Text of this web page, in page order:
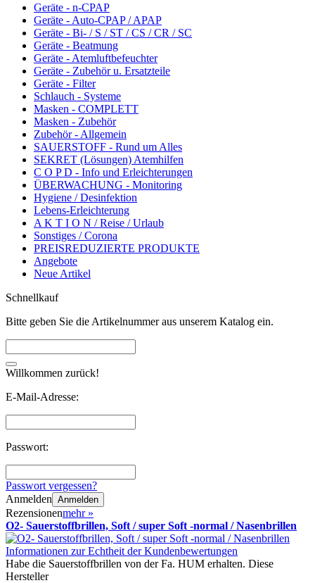
Geräte - n-CPAP
Geräte - Auto-CPAP / APAP
Geräte - Bi- / S / ST / CS / CR / SC
Geräte - Beatmung
Geräte - Atemluftbefeuchter
Geräte - Zubehör u. Ersatzteile
Geräte - Filter
Schlauch - Systeme
Masken - COMPLETT
Masken - Zubehör
Zubehör - Allgemein
SAUERSTOFF - Rund um Alles
SEKRET (Lösungen) Atemhilfen
C O P D - Info und Erleichterungen
ÜBERWACHUNG - Monitoring
Hygiene / Desinfektion
Lebens-Erleichterung
A K T I O N / Reise / Urlaub
Sonstiges / Corona
PREISREDUZIERTE PRODUKTE
Angebote
Neue Artikel
Schnellkauf
Bitte geben Sie die Artikelnummer aus unserem Katalog ein.
Willkommen zurück!
E-Mail-Adresse:
Passwort:
Passwort vergessen?
Anmelden Anmelden
Rezensionenmehr »
O2- Sauerstoffbrillen, Soft / super Soft -normal / Nasenbrillen
Informationen zur Echtheit der Kundenbewertungen
Habe die Sauerstoffbrillen von der Fa. HUM erhalten. Diese
Hersteller